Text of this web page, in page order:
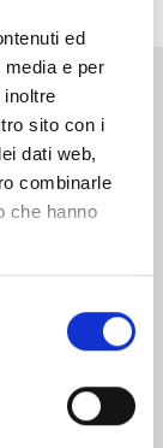
ed
e per
sito con i
dati web,
combinarle
che hanno